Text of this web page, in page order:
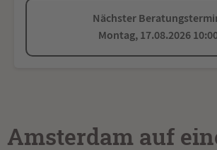
Nächster
Montag, 17.08.2026
Amsterdam auf